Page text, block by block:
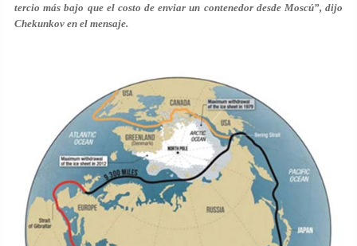
tercio más bajo que el costo de enviar un contenedor desde Moscú”, dijo
Chekunkov en el mensaje.